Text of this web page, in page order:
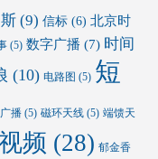
(9) 信标(6) 北京时
(5) 数字广播 (7) 时间
(10) 电路图 (5) 短
播(5) 磁环天线(5) 端馈天
频 (28) 郁金香